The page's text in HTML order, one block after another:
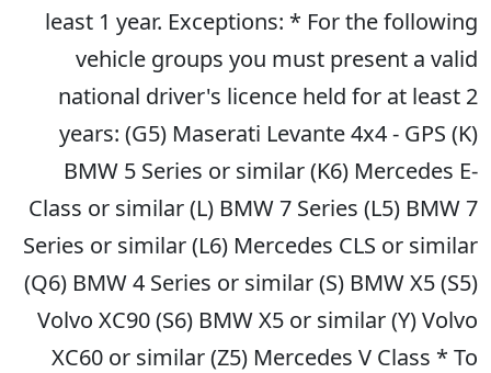
least 1 year. Exceptions: * For the following
vehicle groups you must present a valid
national driver's licence held for at least 2
years: (G5) Maserati Levante 4x4 - GPS (K)
BMW 5 Series or similar (K6) Mercedes E-
Class or similar (L) BMW 7 Series (L5) BMW 7
Series or similar (L6) Mercedes CLS or similar
(Q6) BMW 4 Series or similar (S) BMW X5 (S5)
Volvo XC90 (S6) BMW X5 or similar (Y) Volvo
XC60 or similar (Z5) Mercedes V Class * To